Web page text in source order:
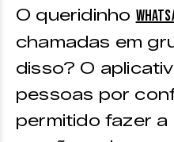
O queridinho
chamadas em
disso? O
pessoas por
permitido fazer a